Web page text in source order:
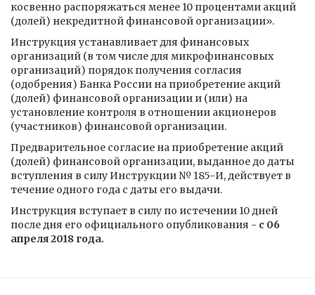
косвенно распоряжаться менее 10 процентами акций
(долей) некредитной финансовой организации».
Инструкция устанавливает для финансовых
организаций (в том числе для микрофинансовых
организаций) порядок получения согласия
(одобрения) Банка России на приобретение акций
(долей) финансовой организации и (или) на
установление контроля в отношении акционеров
(участников) финансовой организации.
Предварительное согласие на приобретение акций
(долей) финансовой организации, выданное до даты
вступления в силу Инструкции № 185-И, действует в
течение одного года с даты его выдачи.
Инструкция вступает в силу по истечении 10 дней
после дня его официального опубликования - с 06
апреля 2018 года.